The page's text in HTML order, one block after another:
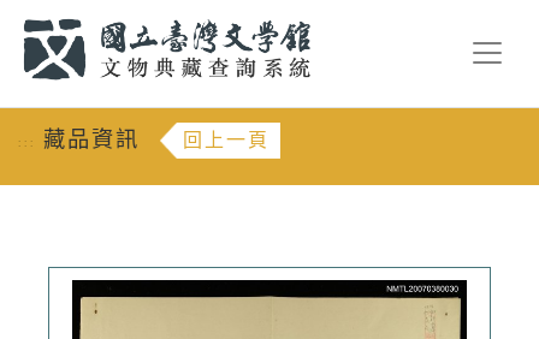
::: 藏品資訊 回上一頁